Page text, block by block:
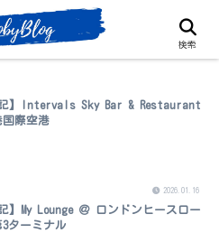
記】Intervals Sky Bar & Restaurant
際空港
2026.01.16
】My Lounge ＠ ロンドンヒースロー
ターミナル
検索